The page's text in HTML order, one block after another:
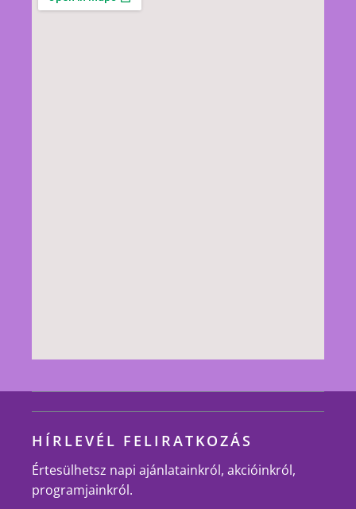
HÍRLEVÉL FELIRATKOZÁS
Értesülhetsz napi ajánlatainkról, akcióinkról,
programjainkról.